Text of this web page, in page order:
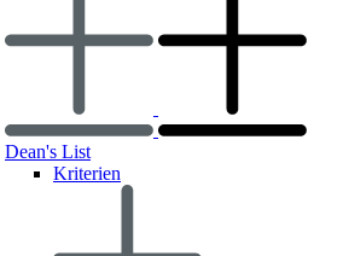
Dean's List
Kriterien